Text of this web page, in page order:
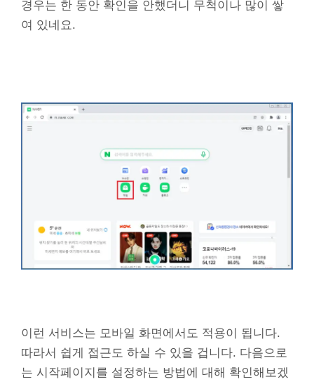
경우는 한 동안 확인을 안했더니 무척이나 많이 쌓
여 있네요.
이런 서비스는 모바일 화면에서도 적용이 됩니다.
따라서 쉽게 접근도 하실 수 있을 겁니다. 다음으로
는 시작페이지를 설정하는 방법에 대해 확인해보겠